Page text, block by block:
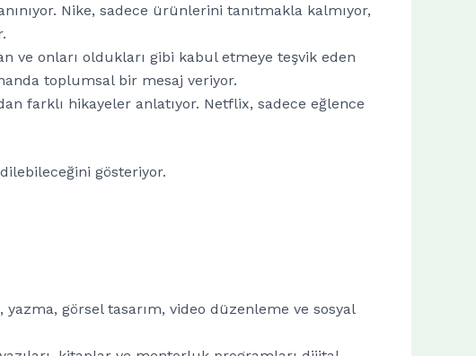
Nike, sadece ürünlerini tanıtmakla kalmıyor,
ve onları oldukları gibi kabul etmeye teşvik eden
toplumsal bir mesaj veriyor.
farklı hikayeler anlatıyor. Netflix, sadece eğlence
gösteriyor.
yazma, görsel tasarım, video düzenleme ve sosyal